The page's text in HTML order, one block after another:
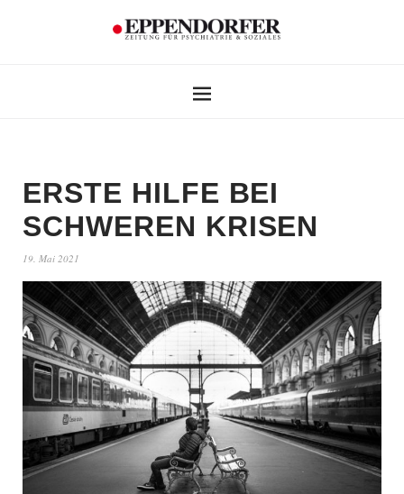
ERSTE HILFE BEI
SCHWEREN KRISEN
19. Mai 2021